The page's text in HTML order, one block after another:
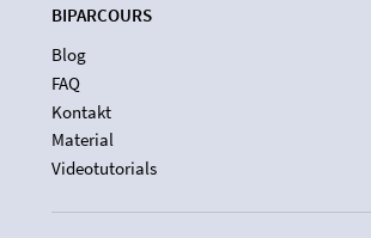
BIPARCOURS
Blog
FAQ
Kontakt
Material
Videotutorials